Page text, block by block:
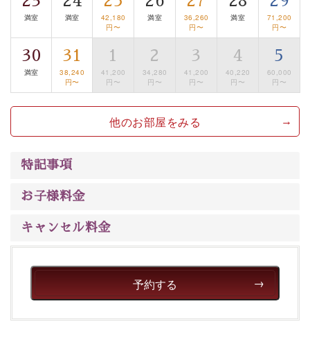
満室 満室
42,180
円〜
満室
36,260
円〜
満室
71,200
円〜
30
満室
31
38,240
円〜
1
41,200
円〜
2
34,280
円〜
3
41,200
円〜
4
40,220
円〜
5
60,000
円〜
他のお部屋をみる
特記事項
お子様料金
キャンセル料金
予約する